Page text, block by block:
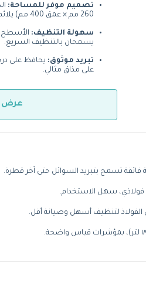
تصميم موفر للمساحة:
260 مم × عمق 400 مم) يلائم بسهولة على أسطح العمل.
سهولة التنظيف: الأسطح
يسمحان بالتنظيف السريع.
تبريد موثوق: يحافظ على
على مذاق مثالي.
عرض
تسمح بتبريد السوائل حتى آخر قطرة.
سهل الاستخدام.
لتنظيف أسهل وصيانة أقل.